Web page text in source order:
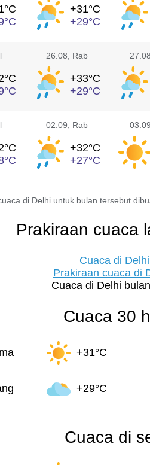
C
C
+31°C
+29°C
C
C
26.08 , Rab
+33°C
+29°C
27.08
C
C
02.09 , Rab
+32°C
+27°C
03.09
di Delhi untuk bulan tersebut
Prakiraan cuaca
Cuaca di
Prakiraan cuaca di
Cuaca di Delhi
Cuaca 30
+31°C
+29°C
Cuaca di